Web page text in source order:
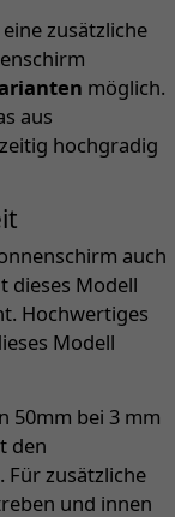
zusätzliche
möglich.
aus
hochgradig
auch
dieses Modell
Hochwertiges
Modell
50mm bei 3 mm
den
Für zusätzliche
und innen